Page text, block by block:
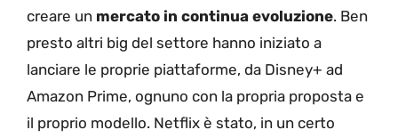
creare un mercato in continua evoluzione. Ben
presto altri big del settore hanno iniziato a
lanciare le proprie piattaforme, da Disney+ ad
Amazon Prime, ognuno con la propria proposta e
il proprio modello. Netflix è stato, in un certo